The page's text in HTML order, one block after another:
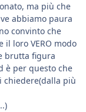
ma più che
abbiamo paura
convinto che
il loro VERO modo
brutta figura
è per questo che
chiedere(dalla più